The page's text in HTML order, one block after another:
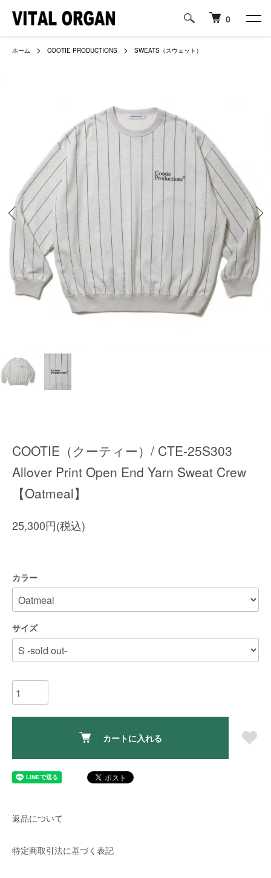
0
ホーム COOTIE PRODUCTIONS SWEATS（スウェット）
COOTIE（クーティー）/ CTE-25S303
Allover Print Open End Yarn Sweat Crew
【Oatmeal】
25,300円(税込)
カラー
サイズ
カートに入れる
返品について
特定商取引法に基づく表記